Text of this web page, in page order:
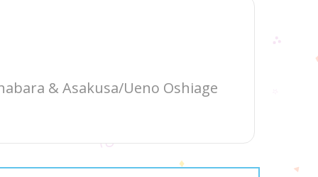
& Asakusa/Ueno Oshiage